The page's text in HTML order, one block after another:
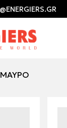
ΜΑΥΡΟ